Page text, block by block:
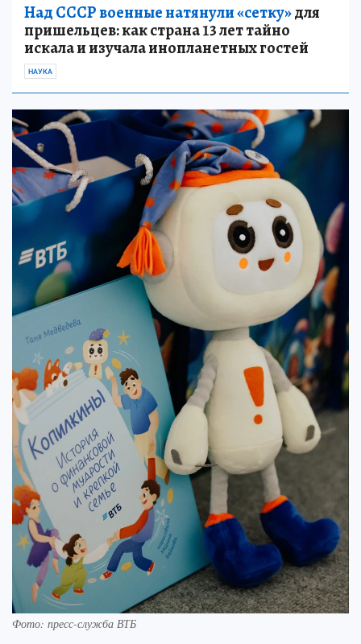
Над СССР военные натянули «сетку»для
пришельцев: как страна 13 лет тайно
искала и изучала инопланетных гостей
НАУКА
Фото: пресс-служба ВТБ